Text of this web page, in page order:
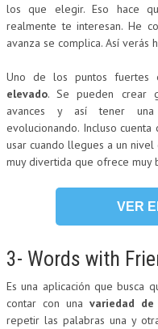
los que elegir. Eso hace
realmente te interesan. He
avanza se complica. Así verás
Uno de los puntos fuertes
elevado. Se pueden crear
avances y así tener una
evolucionando. Incluso
usar cuando llegues a un
muy divertida que ofrece muy
VER
3- Words with
Es una aplicación que busca
contar con una variedad
repetir las palabras una y